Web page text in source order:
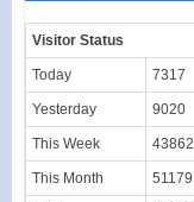
Visitor Status
Today 7317
Yesterday 9020
This Week 43862
This Month 51179